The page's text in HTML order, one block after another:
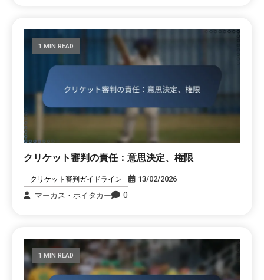
1 MIN READ
クリケット審判の責任：意思決定、権限
クリケット審判ガイドライン
13/02/2026
マーカス・ホイタカー
0
1 MIN READ